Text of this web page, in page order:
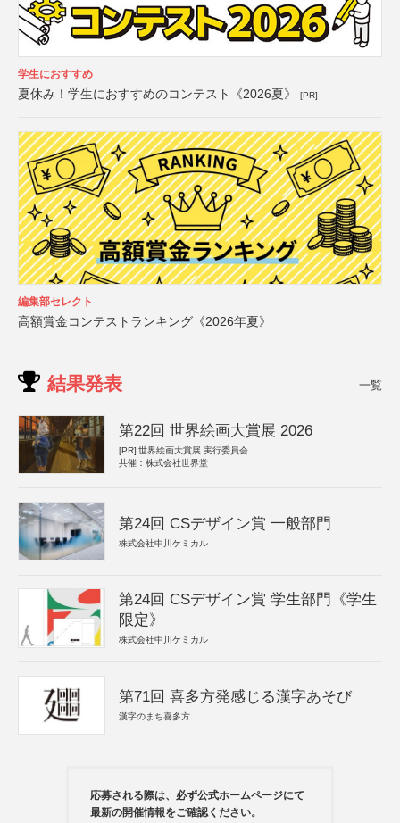
学生におすすめ
夏休み！学生におすすめのコンテスト《2026夏》 [PR]
編集部セレクト
高額賞金コンテストランキング《2026年夏》
結果発表 一覧
第22回 世界絵画大賞展 2026
[PR] 世界絵画大賞展 実行委員会
共催：株式会社世界堂
第24回 CSデザイン賞 一般部門
株式会社中川ケミカル
第24回 CSデザイン賞 学生部門《学生
限定》
株式会社中川ケミカル
第71回 喜多方発感じる漢字あそび
漢字のまち喜多方
応募される際は、必ず公式ホームページにて
最新の開催情報をご確認ください。